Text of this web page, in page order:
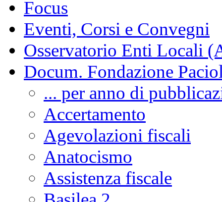
Focus
Eventi, Corsi e Convegni
Osservatorio Enti Locali
Docum. Fondazione
... per anno di
Accertamento
Agevolazioni fiscali
Anatocismo
Assistenza fiscale